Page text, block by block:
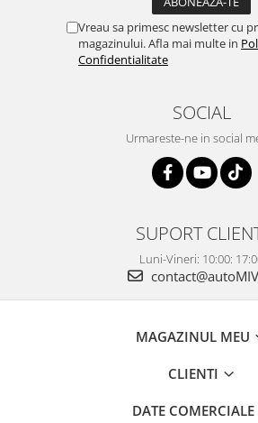
Vreau sa primesc newsletter cu
magazinului. Afla mai multe in
Confidentialitate
SOCIAL
Urmareste-ne in social
SUPORT
Luni-Vineri: 10:00:
MAGAZINUL MEU
CLIENTI
DATE COMERCIALE